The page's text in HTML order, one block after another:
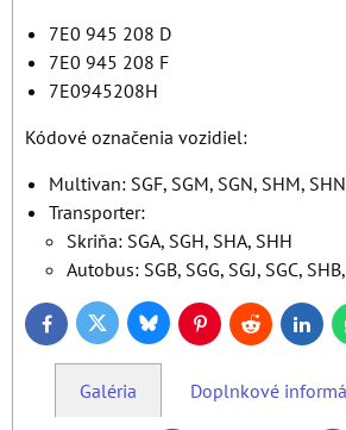
7E0 945 208 D
7E0 945 208 F
7E0945208H
Kódové označenia vozidiel:
Multivan: SGF, SGM, SGN, SHM, SHN
Transporter:
Skriňa: SGA, SGH, SHA, SHH
Autobus: SGB, SGG, SGJ, SGC,
FacebookTwitter BlueskyPinterestReddit
Galéria Doplnkové